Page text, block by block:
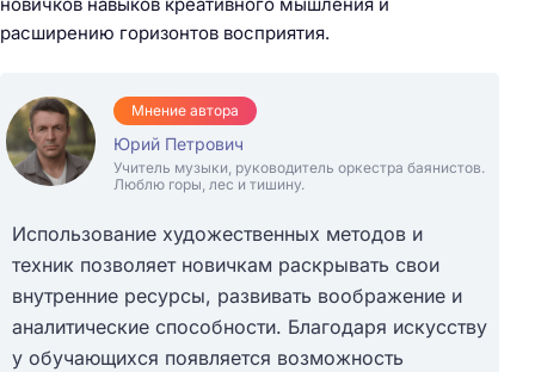
расширению горизонтов восприятия.
Мнение автора
Юрий Петрович
Учитель музыки, руководитель оркестра баянистов.
Люблю горы, лес и тишину.
Использование художественных методов и
техник позволяет новичкам раскрывать свои
внутренние ресурсы, развивать воображение и
аналитические способности. Благодаря искусству
у обучающихся появляется возможность